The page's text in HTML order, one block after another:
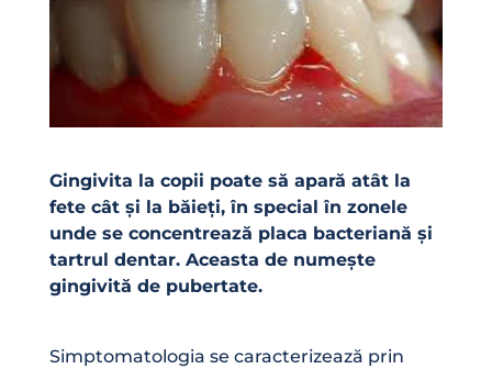
Gingivita la copii poate să apară atât la
fete cât și la băieți, în special în zonele
unde se concentrează placa bacteriană și
tartrul dentar. Aceasta de numește
gingivită de pubertate.
Simptomatologia se caracterizează prin